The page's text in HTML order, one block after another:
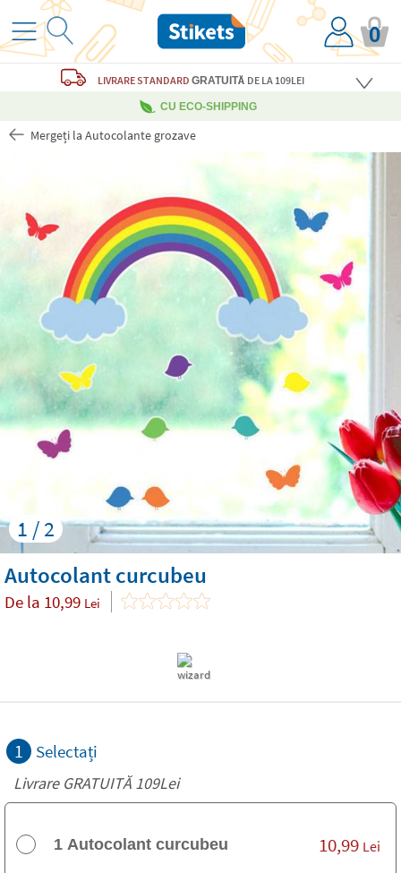
0
LIVRARE STANDARD GRATUITĂ DE LA 109LEI
CU ECO-SHIPPING
Mergeți la Autocolante grozave
1 / 2
Autocolant curcubeu
De la 10,99 Lei
1 Selectați
Livrare GRATUITĂ 109Lei
1 Autocolant curcubeu 10,99 Lei